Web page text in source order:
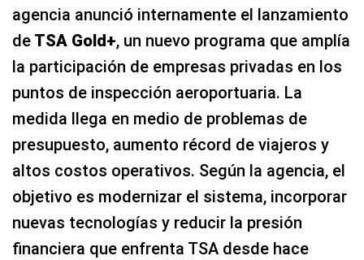
agencia anunció internamente el lanzamiento
de TSA Gold+, un nuevo programa que amplía
la participación de empresas privadas en los
puntos de inspección aeroportuaria. La
medida llega en medio de problemas de
presupuesto, aumento récord de viajeros y
altos costos operativos. Según la agencia, el
objetivo es modernizar el sistema, incorporar
nuevas tecnologías y reducir la presión
financiera que enfrenta TSA desde hace